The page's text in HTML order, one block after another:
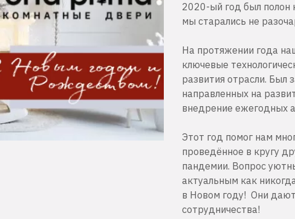
2020-ый год был полон
мы старались не
На протяжении года
ключевые
развития отрасли. Был
направленных на
внедрение ежегодных
Этот год помог нам
проведённое в кругу
пандемии. Вопрос
актуальным как
в Новом году! Они
сотрудничества!